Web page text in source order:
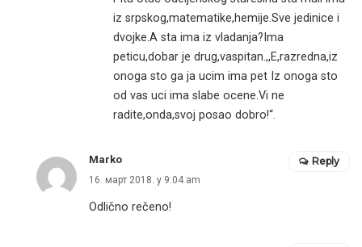
iz srpskog,matematike,hemije.Sve jedinice i
dvojke.A sta ima iz vladanja?Ima
peticu,dobar je drug,vaspitan.,,E,razredna,iz
onoga sto ga ja ucim ima pet Iz onoga sto
od vas uci ima slabe ocene.Vi ne
radite,onda,svoj posao dobro!“.
Marko
16. март 2018. у 9:04 am
Odlično rečeno!
Reply